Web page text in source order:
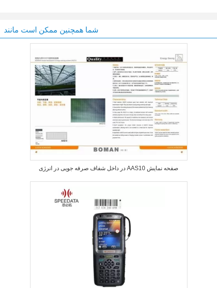
شما همچنین ممکن است مانند
در داخل شفاف صرفه جویی در انرژی AAS10 صفحه نمایش